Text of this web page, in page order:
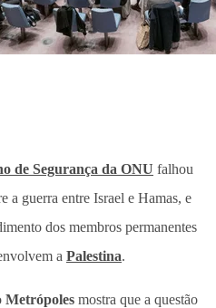
de Segurança da ONU falhou
a guerra entre Israel e Hamas, e
dos membros permanentes
a Palestina.
Metrópoles mostra que a questão